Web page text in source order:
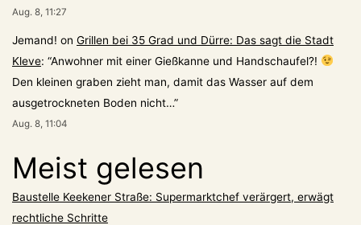
Aug. 8, 11:27
Jemand! on Grillen bei 35 Grad und Dürre: Das sagt die Stadt
Kleve: “Anwohner mit einer Gießkanne und Handschaufel?!
Den kleinen graben zieht man, damit das Wasser auf dem
ausgetrockneten Boden nicht…”
Aug. 8, 11:04
Meist gelesen
Baustelle Keekener Straße: Supermarktchef verärgert, erwägt
rechtliche Schritte